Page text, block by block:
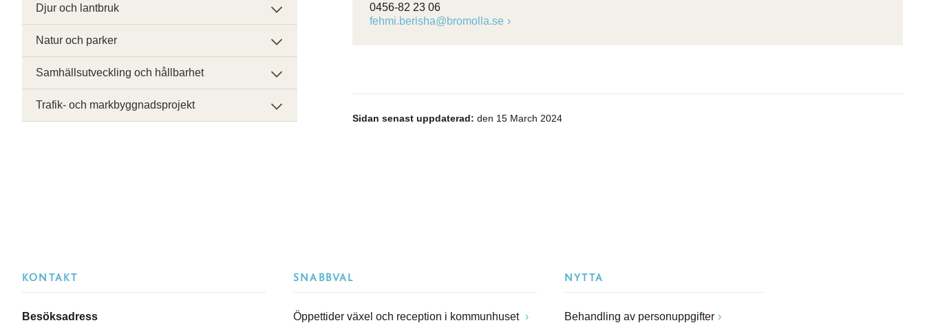
0456-82 23 06
fehmi.berisha@bromolla.se
Sidan senast uppdaterad: den 15 March 2024
Djur och lantbruk
Natur och parker
Samhällsutveckling och hållbarhet
Trafik- och markbyggnadsprojekt
KONTAKT
Besöksadress
SNABBVAL
Öppettider växel och reception i kommunhuset
NYTTA
Behandling av personuppgifter